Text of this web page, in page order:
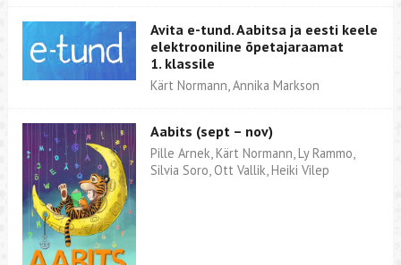
Avita e-tund. Aabitsa ja eesti keele
elektrooniline õpetajaraamat
1. klassile
Kärt Normann, Annika Markson
Aabits (sept – nov)
Pille Arnek, Kärt Normann, Ly Rammo,
Silvia Soro, Ott Vallik, Heiki Vilep